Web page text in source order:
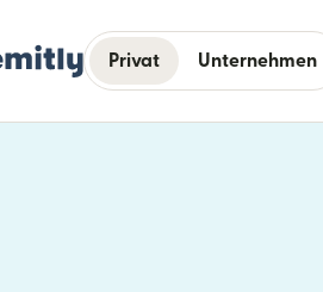
Privat Unternehmen